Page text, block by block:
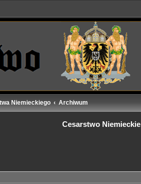
Niemieckiego Archiwum
Cesarstwo Niemieckie